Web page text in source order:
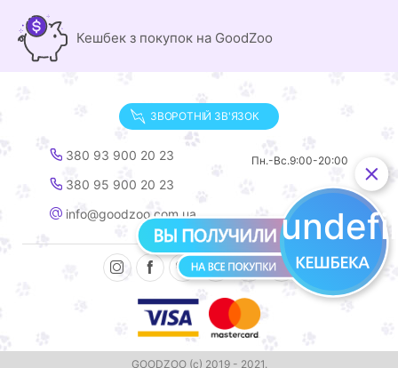
Кешбек з покупок на GoodZoo
ЗВОРОТНІЙ ЗВ'ЯЗОК
380 93 900 20 23
380 95 900 20 23
info@goodzoo.com.ua
Пн.-Вс.9:00-20:00
GOODZOO (с) 2019 - 2021.